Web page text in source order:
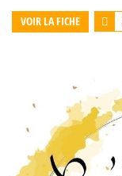
VOIR LA FICHE